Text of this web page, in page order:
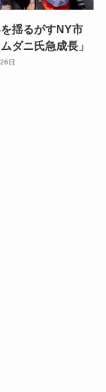
を揺るがすNY市
ダニ氏急成長」
日